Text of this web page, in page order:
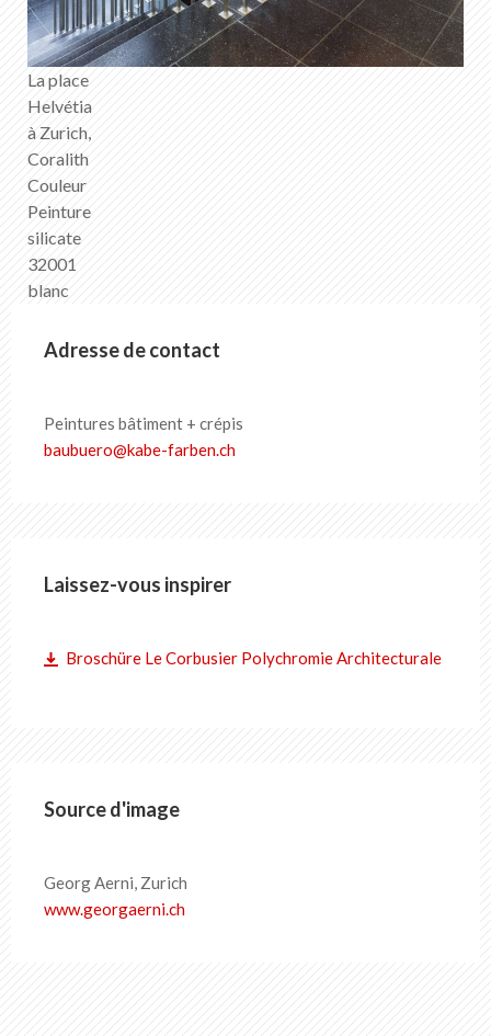
La place
Helvétia
à Zurich,
Coralith
Couleur
Peinture
silicate
32001
blanc
Adresse de contact
Peintures bâtiment + crépis
baubuero@kabe-farben.ch
Laissez-vous inspirer
Broschüre Le Corbusier Polychromie Architecturale
Source d'image
Georg Aerni, Zurich
www.georgaerni.ch